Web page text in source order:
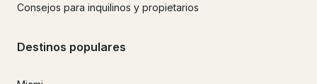
Consejos para inquilinos y propietarios
Destinos populares